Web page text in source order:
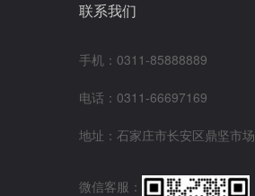
联系我们
手机：0311-85888889
电话：0311-66697169
地址： 石家庄市长安区鼎坚市场
微信客服：